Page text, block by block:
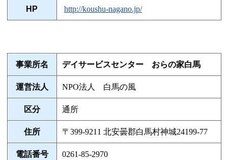
HP http://koushu-nagano.jp/
事業所名 デイサービスセンター おらの家白馬
運営法人 NPO法人 白馬の風
区分 通所
住所 〒399-9211 北安曇郡白馬村神城24199-77
電話番号 0261-85-2970